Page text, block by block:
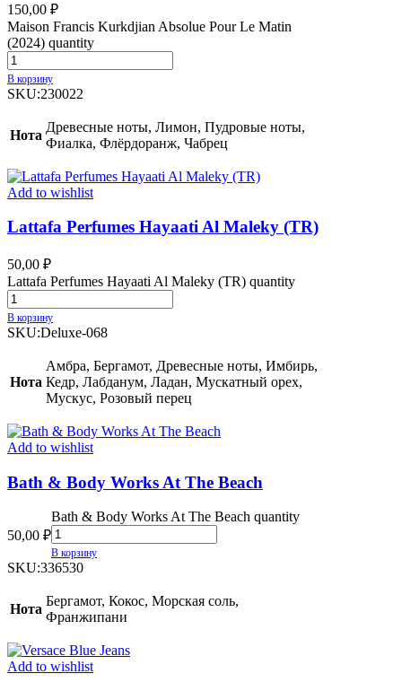
150,00 ₽
Maison Francis Kurkdjian Absolue Pour Le Matin
(2024) quantity
В корзину
SKU:230022
Нота
Древесные ноты, Лимон, Пудровые ноты,
Фиалка, Флёрдоранж, Чабрец
Add to wishlist
Lattafa Perfumes Hayaati Al Maleky (TR)
50,00 ₽
Lattafa Perfumes Hayaati Al Maleky (TR) quantity
В корзину
SKU:Deluxe-068
Нота
Амбра, Бергамот, Древесные ноты, Имбирь,
Кедр, Лабданум, Ладан, Мускатный орех,
Мускус, Розовый перец
Add to wishlist
Bath & Body Works At The Beach
50,00 ₽
Bath & Body Works At The Beach quantity
В корзину
SKU:336530
Нота
Бергамот, Кокос, Морская соль,
Франжипани
Add to wishlist